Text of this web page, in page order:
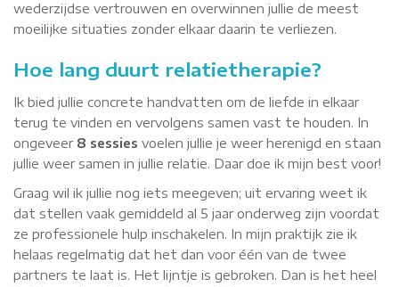
wederzijdse vertrouwen en overwinnen jullie de meest
moeilijke situaties zonder elkaar daarin te verliezen.
Hoe lang duurt relatietherapie?
Ik bied jullie concrete handvatten om de liefde in elkaar
terug te vinden en vervolgens samen vast te houden. In
ongeveer 8 sessies voelen jullie je weer herenigd en staan
jullie weer samen in jullie relatie. Daar doe ik mijn best voor!
Graag wil ik jullie nog iets meegeven; uit ervaring weet ik
dat stellen vaak gemiddeld al 5 jaar onderweg zijn voordat
ze professionele hulp inschakelen. In mijn praktijk zie ik
helaas regelmatig dat het dan voor één van de twee
partners te laat is. Het lijntje is gebroken. Dan is het heel